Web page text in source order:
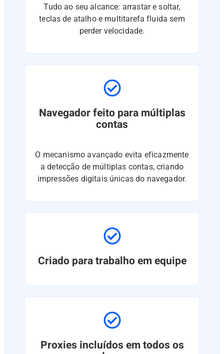
Tudo ao seu alcance: arrastar e soltar,
teclas de atalho e multitarefa fluida sem
perder velocidade.
Navegador feito para múltiplas
contas
O mecanismo avançado evita eficazmente
a detecção de múltiplas contas, criando
impressões digitais únicas do navegador.
Criado para trabalho em equipe
Proxies incluídos em todos os